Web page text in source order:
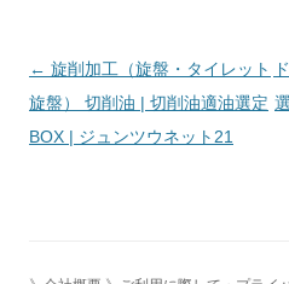
投
稿
ナ
← 旋削加工（旋盤・タイレット
旋盤） 切削油 | 切削油適油選定
BOX | ジュンツウネット21